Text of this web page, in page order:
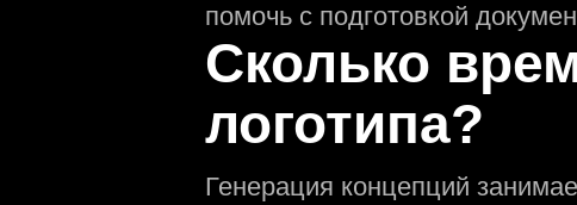
помочь с подготовкой
Сколько
логотипа?
Генерация концепций